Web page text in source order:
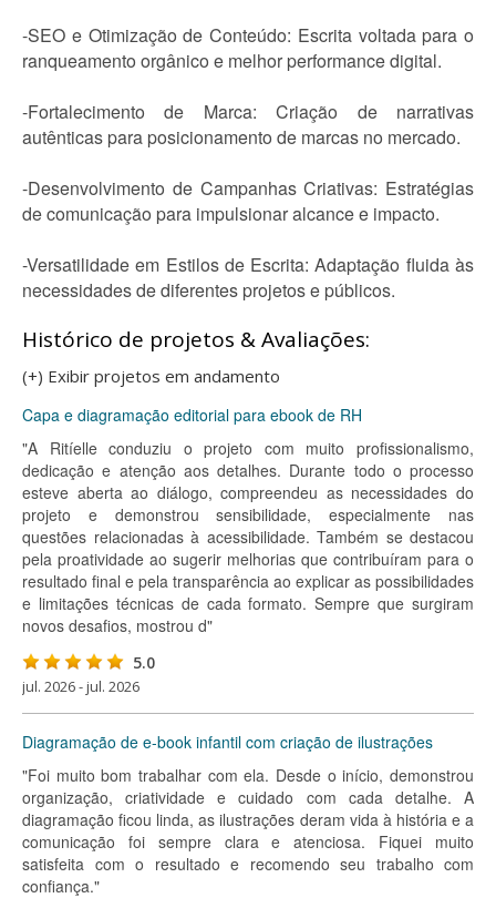
-SEO e Otimização de Conteúdo: Escrita voltada para o
ranqueamento orgânico e melhor performance digital.
-Fortalecimento de Marca: Criação de narrativas
autênticas para posicionamento de marcas no mercado.
-Desenvolvimento de Campanhas Criativas: Estratégias
de comunicação para impulsionar alcance e impacto.
-Versatilidade em Estilos de Escrita: Adaptação fluida às
necessidades de diferentes projetos e públicos.
Histórico de projetos & Avaliações:
(+) Exibir projetos em andamento
Capa e diagramação editorial para ebook de RH
"A Ritíelle conduziu o projeto com muito profissionalismo,
dedicação e atenção aos detalhes. Durante todo o processo
esteve aberta ao diálogo, compreendeu as necessidades do
projeto e demonstrou sensibilidade, especialmente nas
questões relacionadas à acessibilidade. Também se destacou
pela proatividade ao sugerir melhorias que contribuíram para o
resultado final e pela transparência ao explicar as possibilidades
e limitações técnicas de cada formato. Sempre que surgiram
novos desafios, mostrou d"
5.0
jul. 2026 - jul. 2026
Diagramação de e-book infantil com criação de ilustrações
"Foi muito bom trabalhar com ela. Desde o início, demonstrou
organização, criatividade e cuidado com cada detalhe. A
diagramação ficou linda, as ilustrações deram vida à história e a
comunicação foi sempre clara e atenciosa. Fiquei muito
satisfeita com o resultado e recomendo seu trabalho com
confiança."